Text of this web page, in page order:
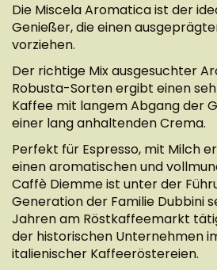
Die Miscela Aromatica ist der
Genießer, die einen
vorziehen.
Der richtige Mix ausgesuchter
Robusta-Sorten ergibt einen
Kaffee mit langem Abgang der
einer lang anhaltenden Crema.
Perfekt für Espresso, mit Milch
einen aromatischen und
Caffè Diemme ist unter der
Generation der Familie Dubbini
Jahren am Röstkaffeemarkt
der historischen Unternehmen
italienischer Kaffeeröstereien.